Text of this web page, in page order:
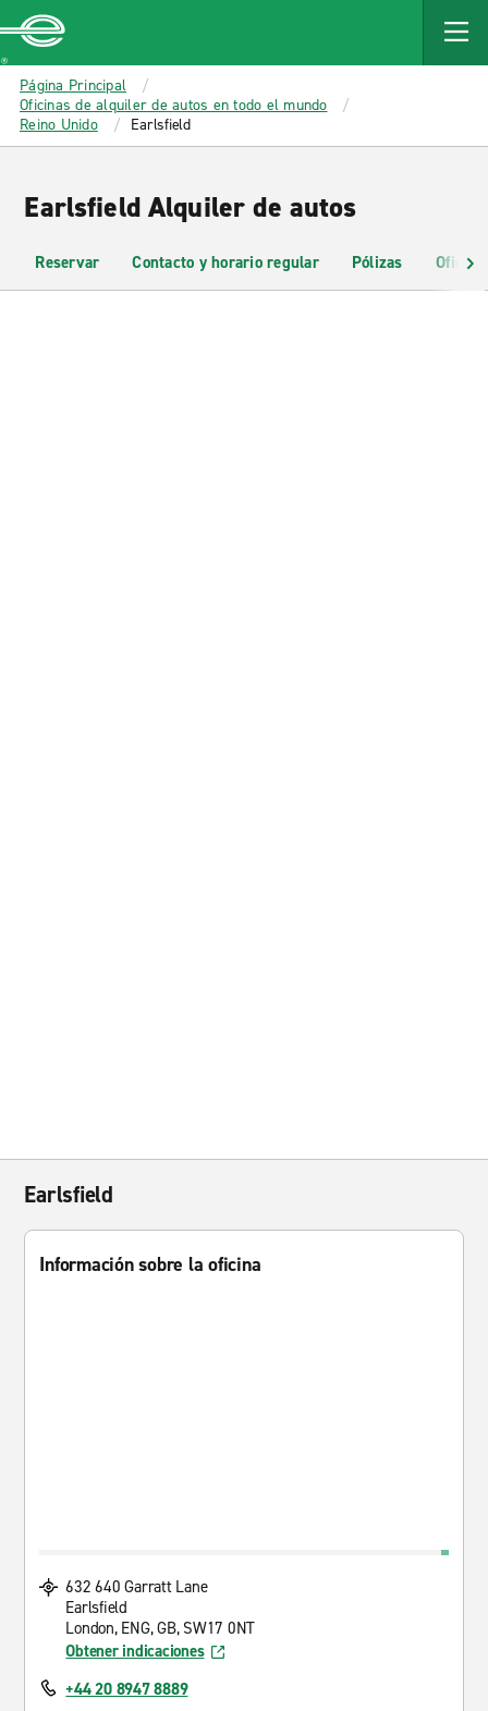
MAIN
CONTENT
Enterprise
Página Principal
Oficinas de alquiler de autos en todo el mundo
Reino Unido
Earlsfield
Earlsfield Alquiler de autos
Reservar Contacto y horario regular Pólizas
Earlsfield
Información sobre la oficina
632 640 Garratt Lane
Earlsfield
London, ENG, GB, SW17 0NT
Obtener indicaciones
+44 20 8947 8889